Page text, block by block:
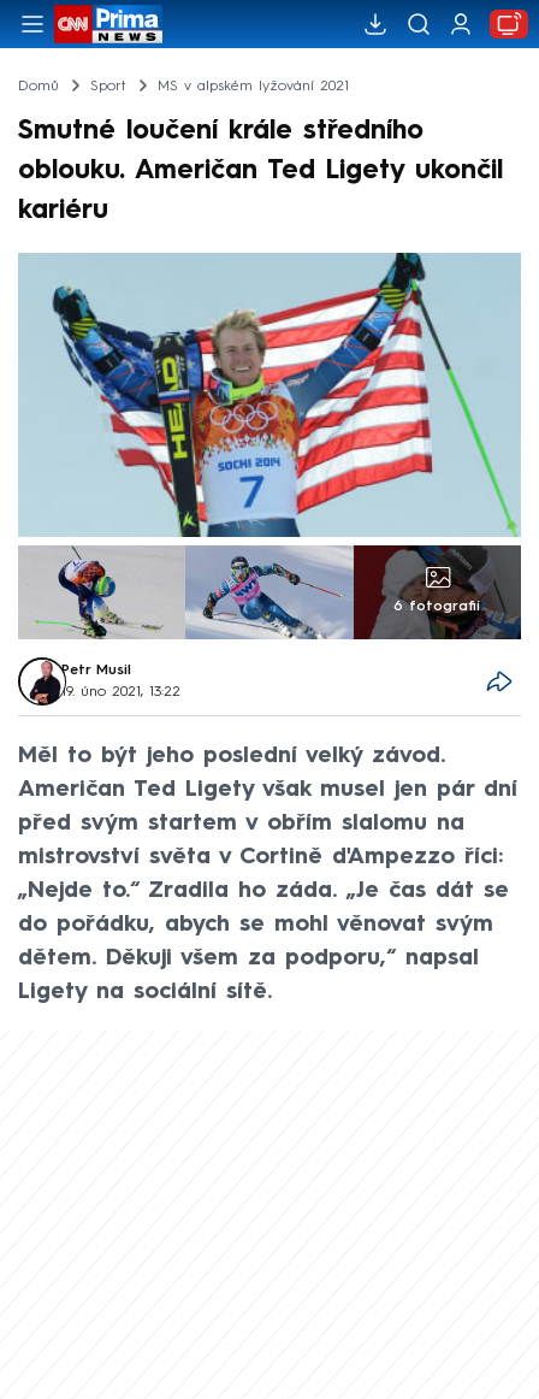
Domů Sport MS v alpském lyžování 2021
Smutné loučení krále středního
oblouku. Američan Ted Ligety ukončil
kariéru
6 fotografií
Petr Musil
19. úno 2021, 13:22
Měl to být jeho poslední velký závod.
Američan Ted Ligety však musel jen pár dní
před svým startem v obřím slalomu na
mistrovství světa v Cortině d'Ampezzo říci:
„Nejde to.“ Zradila ho záda. „Je čas dát se
do pořádku, abych se mohl věnovat svým
dětem. Děkuji všem za podporu,“ napsal
Ligety na sociální sítě.